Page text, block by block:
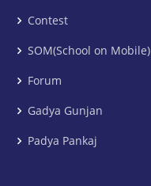
Contest
SOM(School on Mobile)
Forum
Gadya Gunjan
Padya Pankaj